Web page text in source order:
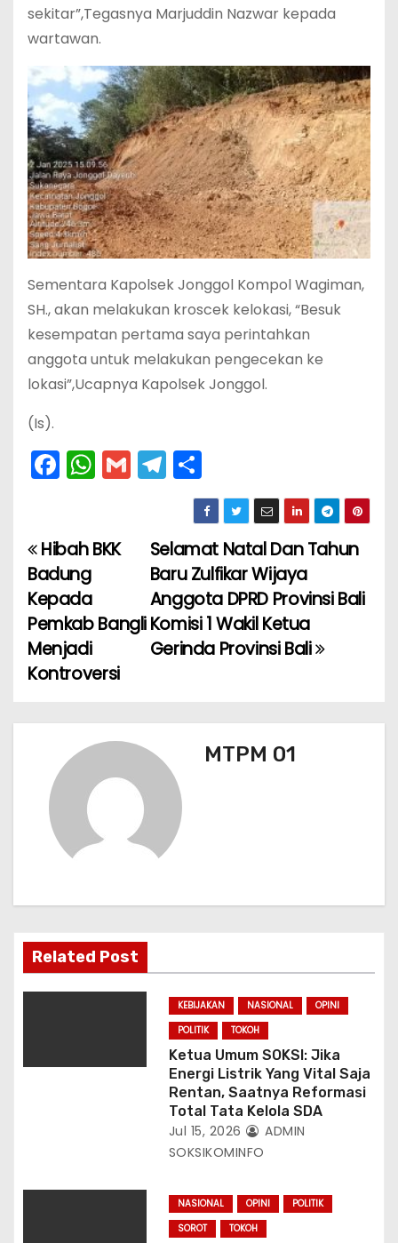
sekitar”,Tegasnya Marjuddin Nazwar kepada
wartawan.
Sementara Kapolsek Jonggol Kompol Wagiman,
SH., akan melakukan kroscek kelokasi, “Besuk
kesempatan pertama saya perintahkan
anggota untuk melakukan pengecekan ke
lokasi”,Ucapnya Kapolsek Jonggol.
(Is).
F
a
e
b
o
o
k
W
h
ts
p
p
G
m
T
el
gr
a
m
h
ar
e
N
a
v
i
Selamat Natal Dan Tahun
Baru Zulfikar Wijaya
Anggota DPRD Provinsi Bali
Komisi 1 Wakil Ketua
Gerinda Provinsi Bali
Hibah BKK
Badung
Kepada
Pemkab Bangli
Menjadi
Kontroversi
MTPM 01
Related Post
KEBIJAKAN NASIONAL
OPINI
POLITIK
TOKOH
Ketua Umum SOKSI: Jika
Energi Listrik Yang Vital Saja
Rentan, Saatnya Reformasi
Total Tata Kelola SDA
Jul 15, 2026
ADMIN
SOKSIKOMINFO
NASIONAL OPINI
POLITIK
SOROT
TOKOH